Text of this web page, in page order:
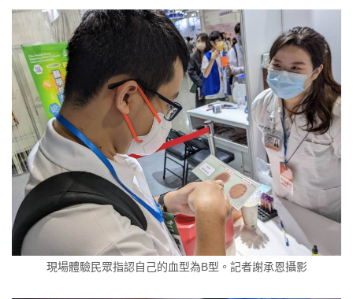
現場體驗民眾指認自己的血型為B型。記者謝承恩攝影